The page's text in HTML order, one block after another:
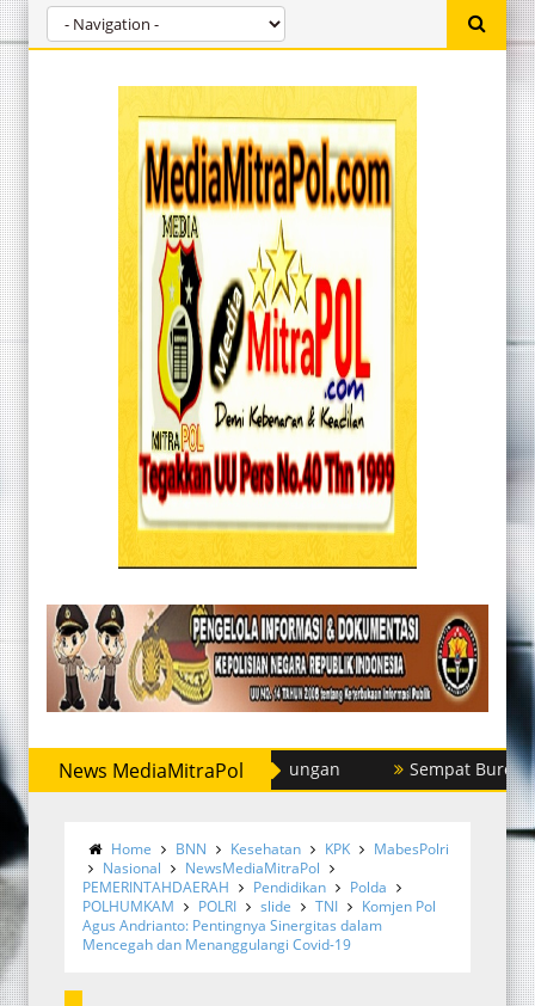
News MediaMitraPol
Tangkap Dua Pria di Perbaungan Sempat Buron, Sat
Home BNN Kesehatan KPK
MabesPolri
Nasional
NewsMediaMitraPol
PEMERINTAHDAERAH
Pendidikan
Polda
POLHUMKAM
POLRI slide TNI
Komjen Pol
Agus Andrianto: Pentingnya Sinergitas dalam
Mencegah dan Menanggulangi Covid-19